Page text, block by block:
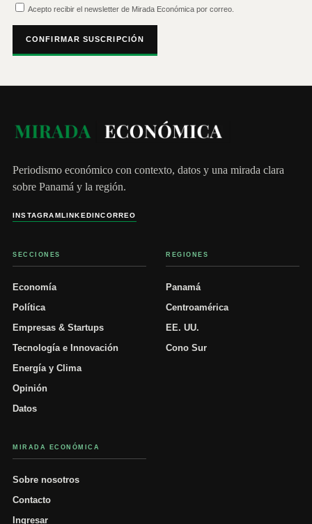
Acepto recibir el newsletter de Mirada Económica por correo.
CONFIRMAR SUSCRIPCIÓN
Periodismo económico con contexto, datos y una mirada clara
sobre Panamá y la región.
INSTAGRAMLINKEDINCORREO
SECCIONES
Economía
Política
Empresas & Startups
Tecnología e Innovación
Energía y Clima
Opinión
Datos
REGIONES
Panamá
Centroamérica
EE. UU.
Cono Sur
MIRADA ECONÓMICA
Sobre nosotros
Contacto
Ingresar